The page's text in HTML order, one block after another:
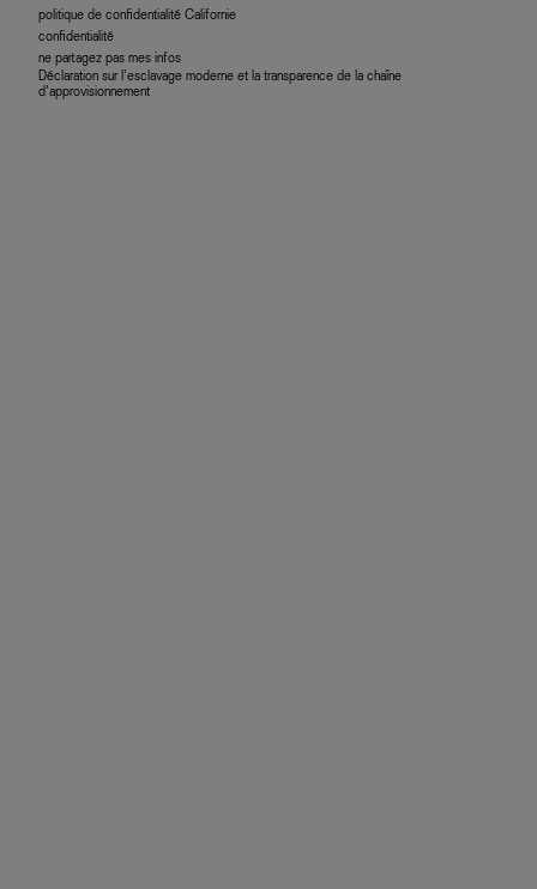
politique de confidentialité Californie
confidentialité
ne partagez pas mes infos
Déclaration sur l’esclavage moderne et la transparence de la chaîne
d’approvisionnement